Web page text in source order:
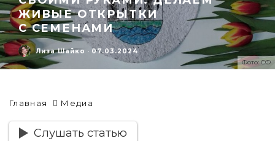
Фото: СФ
ЖИВЫЕ ОТКРЫТКИ
С СЕМЕНАМИ
Лиза Шайко · 07.03.2024
Главная Медиа
Слушать статью